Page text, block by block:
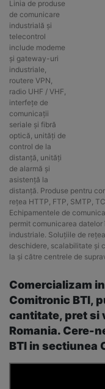
Linia de produse
de comunicare
industrială și
telecontrol
include modeme
și gateway-uri
industriale,
routere VPN,
radio UHF / VHF,
interfețe de
comunicații
seriale și fibră
optică, unități de
control de la
distanță, unități
de alarmă și
asistență la
distanță. Produse pentru
rețea HTTP, FTP, SMTP,
Echipamentele de
permit comunicarea
industriale. Soluțiile de
deschidere, scalabilitate și
la și către centrele de
Comercializam
Comitronic BTI,
cantitate, pret si
Romania. Cere-
BTI in sectiunea